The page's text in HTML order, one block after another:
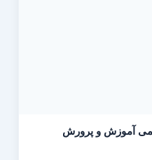
آموزش و پرورش